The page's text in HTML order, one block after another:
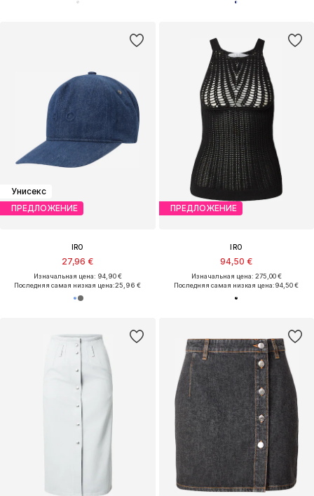
Унисекс
ПРЕДЛОЖЕНИЕ
IRO
27,96 €
Изначальная цена: 94,90 €
Последняя самая низкая цена:25,96 €
ПРЕДЛОЖЕНИЕ
IRO
94,50 €
Изначальная цена: 275,00 €
Последняя самая низкая цена:94,50 €